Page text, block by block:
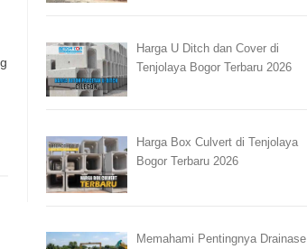
Harga U Ditch dan Cover di
Tenjolaya Bogor Terbaru 2026
Harga Box Culvert di Tenjolaya
Bogor Terbaru 2026
Memahami Pentingnya Drainase